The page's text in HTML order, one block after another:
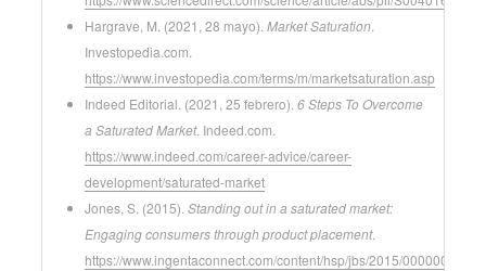
Hargrave, M. (2021, 28 mayo). Market Saturation
Investopedia.com.
https://www.investopedia.com/terms/m/marketsaturation.asp
Indeed Editorial. (2021, 25 febrero). 6 Steps To Overcome
a Saturated Market. Indeed.com.
https://www.indeed.com/career-advice/career-
development/saturated-market
Jones, S. (2015). Standing out in a saturated market:
Engaging consumers through product placement.
https://www.ingentaconnect.com/content/hsp/jbs/2015/00000003/